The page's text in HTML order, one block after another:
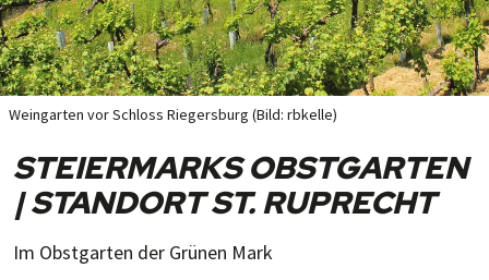
Weingarten vor Schloss Riegersburg (Bild: rbkelle)
STEIERMARKS OBSTGARTEN
| STANDORT ST. RUPRECHT
Im Obstgarten der Grünen Mark